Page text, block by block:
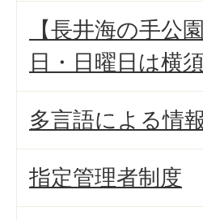
【長井海の手公
日・日曜日は横
多言語による情
指定管理者制度